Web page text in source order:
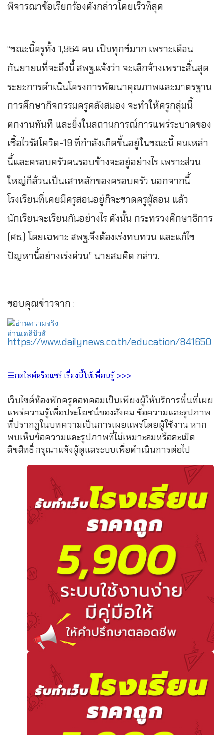
พิจารณาข้อเรียกร้องดังกล่าวโดยเร็วที่สุด
“ขณะนี้ครูทั้ง 1,964 คน เป็นทุกข์มาก เพราะเดือน
กันยายนที่จะถึงนี้ สพฐ.แจ้งว่า จะเลิกจ้างเพราะสิ้นสุด
ระยะการดำเนินโครงการพัฒนาคุณภาพและมาตรฐาน
การศึกษากิจกรรมครูคลังสมอง จะทำให้ครูกลุ่มนี้
ตกงานทันที และยิ่งในสถานการณ์การแพร่ระบาดของ
เชื้อไวรัสโควิด-19 ที่กำลังเกิดขึ้นอยู่ในขณะนี้ คนเหล่า
นี้และครอบครัวคนรอบข้างจะอยู่อย่างไร เพราะส่วน
ใหญ่ก็ล้วนเป็นเสาหลักของครอบครัว นอกจากนี้
โรงเรียนที่เคยมีครูสอนอยู่ก็จะขาดครูผู้สอน แล้ว
นักเรียนจะเรียนกันอย่างไร ดังนั้น กระทรวงศึกษาธิการ
(ศธ.) โดยเฉพาะ สพฐ.จึงต้องเร่งทบทวน และแก้ไข
ปัญหานี้อย่างเร่งด่วน” นายสมคิด กล่าว.
ขอบคุณข่าวจาก :
https://www.dailynews.co.th/education/841650
☰กดไลค์หรือแชร์ เรื่องนี้ให้เพื่อนรู้ >>>
เว็บไซต์ห้องพักครูดอทคอมเป็นเพียงผู้ให้บริการพื้นที่เผย
แพร่ความรู้เพื่อประโยชน์ของสังคม ข้อความและรูปภาพ
ที่ปรากฏในบทความเป็นการเผยแพร่โดยผู้ใช้งาน หาก
พบเห็นข้อความและรูปภาพที่ไม่เหมาะสมหรือละเมิด
ลิขสิทธิ์ กรุณาแจ้งผู้ดูแลระบบเพื่อดำเนินการต่อไป